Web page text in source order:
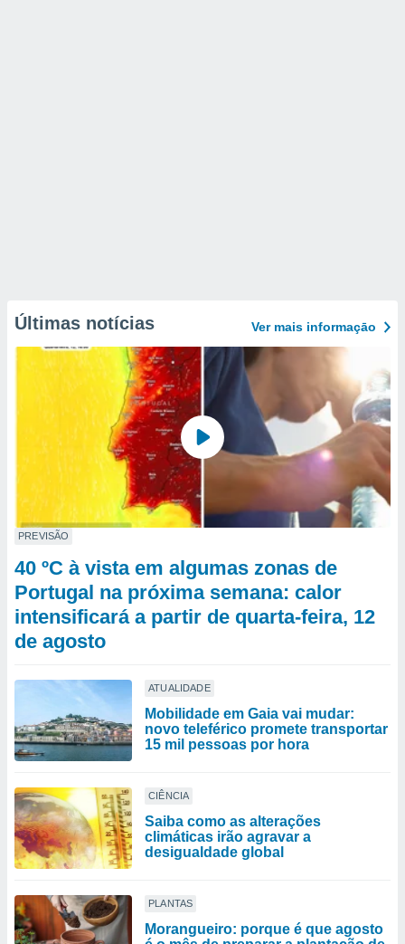
Últimas notícias Ver mais informaçāo
PREVISÃO
40 ºC à vista em algumas zonas de
Portugal na próxima semana: calor
intensificará a partir de quarta-feira, 12
de agosto
ATUALIDADE
Mobilidade em Gaia vai mudar:
novo teleférico promete transportar
15 mil pessoas por hora
CIÊNCIA
Saiba como as alterações
climáticas irão agravar a
desigualdade global
PLANTAS
Morangueiro: porque é que agosto